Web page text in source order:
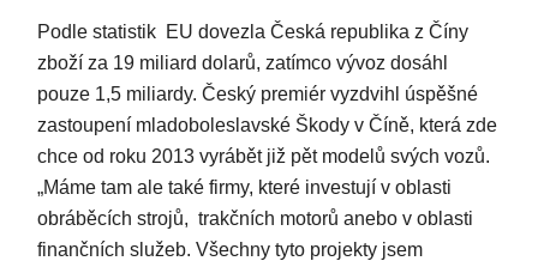
Podle statistik EU dovezla Česká republika z Číny
zboží za 19 miliard dolarů, zatímco vývoz dosáhl
pouze 1,5 miliardy. Český premiér vyzdvihl úspěšné
zastoupení mladoboleslavské Škody v Číně, která zde
chce od roku 2013 vyrábět již pět modelů svých vozů.
„Máme tam ale také firmy, které investují v oblasti
obráběcích strojů, trakčních motorů anebo v oblasti
finančních služeb. Všechny tyto projekty jsem